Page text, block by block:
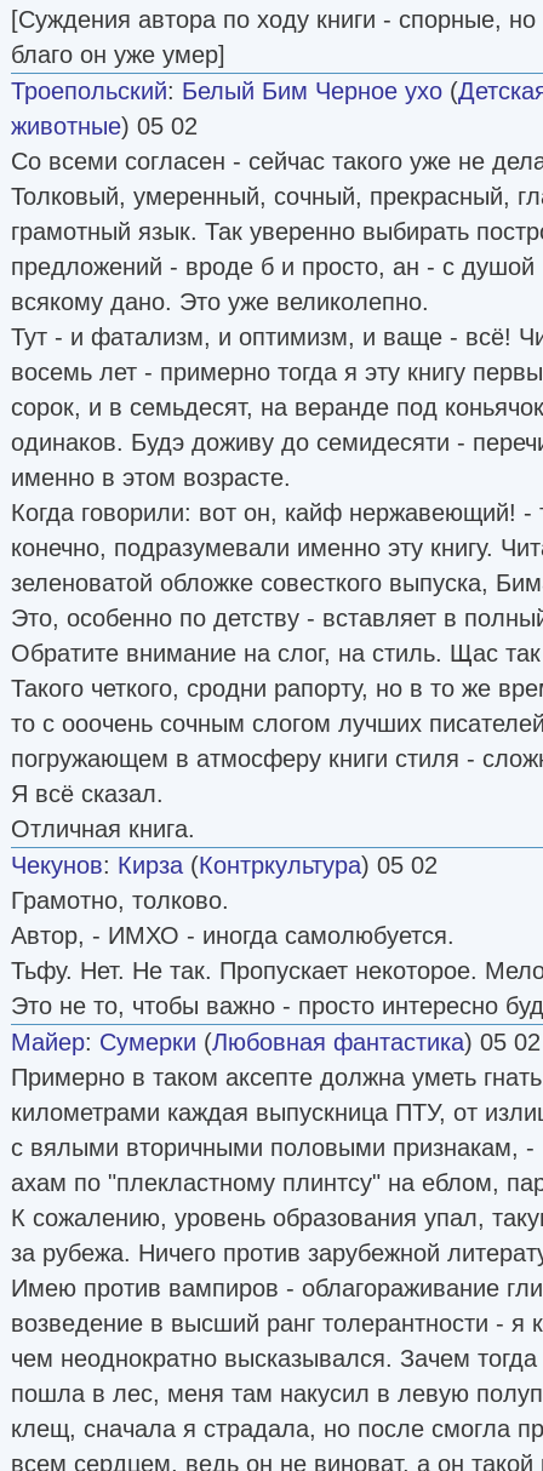
[Суждения автора по ходу книги - спорные,
благо он уже умер]
Троепольский: Белый Бим Черное ухо (
животные) 05 02
Со всеми согласен - сейчас такого уже не
Толковый, умеренный, сочный, прекрасный,
грамотный язык. Так уверенно выбирать
предложений - вроде б и просто, ан - с
всякому дано. Это уже великолепно.
Тут - и фатализм, и оптимизм, и ваще - всё!
восемь лет - примерно тогда я эту книгу
сорок, и в семьдесят, на веранде под
одинаков. Будэ доживу до семидесяти -
именно в этом возрасте.
Когда говорили: вот он, кайф нержавеющий! -
конечно, подразумевали именно эту книгу.
зеленоватой обложке совесткого выпуска,
Это, особенно по детству - вставляет в
Обратите внимание на слог, на стиль. Щас
Такого четкого, сродни рапорту, но в то же
то с ооочень сочным слогом лучших
погружающем в атмосферу книги стиля -
Я всё сказал.
Отличная книга.
Чекунов: Кирза (Контркультура) 05 02
Грамотно, толково.
Автор, - ИМХО - иногда самолюбуется.
Тьфу. Нет. Не так. Пропускает некоторое.
Это не то, чтобы важно - просто интересно
Майер: Сумерки (Любовная фантастика) 05 02
Примерно в таком аксепте должна уметь
километрами каждая выпускница ПТУ, от
с вялыми вторичными половыми признакам, -
ахам по "плекластному плинтсу" на еблом,
К сожалению, уровень образования упал,
за рубежа. Ничего против зарубежной
Имею против вампиров - облагораживание
возведение в высший ранг толерантности - я
чем неоднократно высказывался. Зачем
пошла в лес, меня там накусил в левую
клещ, сначала я страдала, но после смогла
всем сердцем, ведь он не виноват, а он